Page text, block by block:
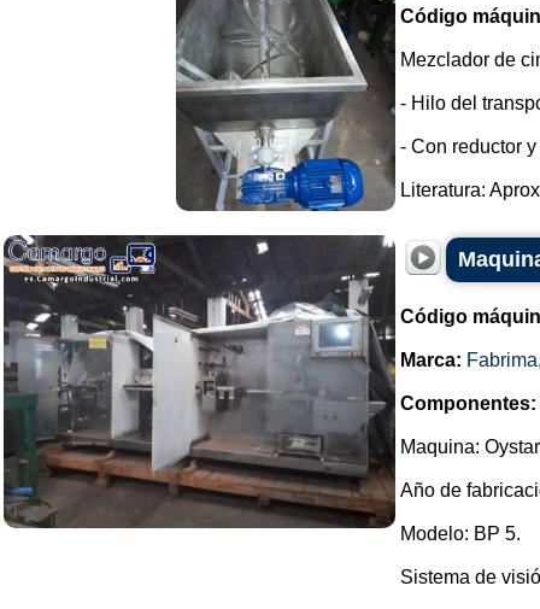
Código
Mezclador de
- Hilo del
- Con reductor y
Literatura:
Código
Marca: Fabrima
Componentes:
Maquina:
Año de
Modelo: BP 5.
Sistema de